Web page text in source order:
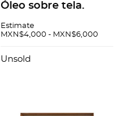
Óleo sobre tela.
86, 58.5 x 69cm
Estimate
MXN$4,000 - MXN$6,000
Unsold